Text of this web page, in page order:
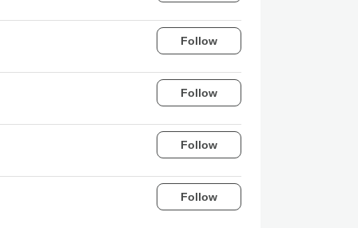
Follow
Follow
Follow
Follow